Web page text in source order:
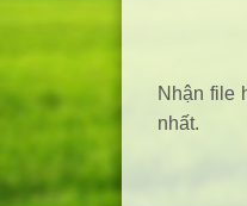
Nhận file
nhất.